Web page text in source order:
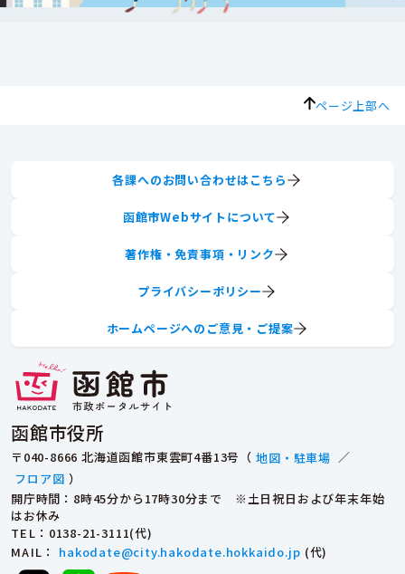
ページ上部へ
函館市役所
〒040-8666 北海道函館市東雲町4番13号（ 地図・駐車場 ／
フロア図 ）
開庁時間：8時45分から17時30分まで ※土日祝日および年末年始
はお休み
TEL ：0138-21-3111(代)
MAIL ： hakodate@city.hakodate.hokkaido.jp (代)
各課へのお問い合わせはこちら
函館市Webサイトについて
著作権・免責事項・リンク
プライバシーポリシー
ホームページへのご意見・ご提案